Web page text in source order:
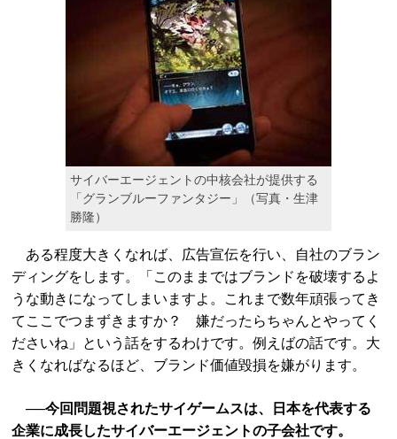
サイバーエージェントの中核会社が提供する
「グランブルーファンタジー」（写真・生津
勝隆）
ある程度大きくなれば、広告宣伝を行い、自社のブラン
ディングをします。「このままではブランドを破壊するよ
うな動きになってしまいますよ。これまで数年頑張ってき
てここでつまずきますか？ 嫌だったらちゃんとやってく
ださいね」という話をするわけです。例えばの話です。大
きくなればなるほど、ブランド価値毀損を嫌がります。
──今回問題視されたサイゲームスは、日本を代表する
企業に成長したサイバーエージェントの子会社です。